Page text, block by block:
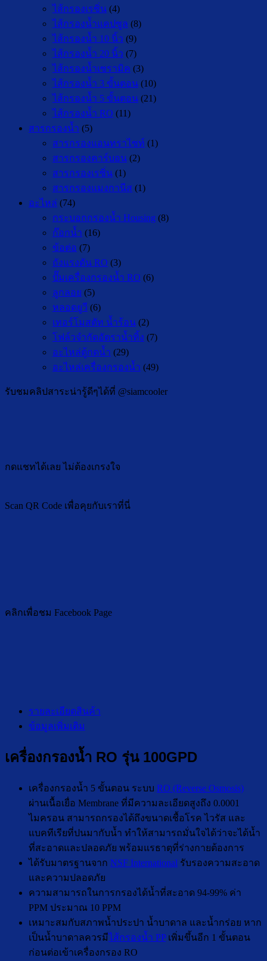
ไส้กรองเรซิ่น (4)
ไส้กรองน้ำแคปซูล (8)
ไส้กรองน้ำ 10 นิ้ว (9)
ไส้กรองน้ำ 20 นิ้ว (7)
ไส้กรองน้ำเซรามิค (3)
ไส้กรองน้ำ 3 ขั้นตอน (10)
ไส้กรองน้ำ 5 ขั้นตอน (21)
ไส้กรองน้ำ RO (11)
สารกรองน้ำ (5)
สารกรองแอนทราไซท์ (1)
สารกรองคาร์บอน (2)
สารกรองเรซิ่น (1)
สารกรองแมงกานีส (1)
อะไหล่ (74)
กระบอกกรองน้ำ Housing (8)
ก๊อกน้ำ (16)
ข้อต่อ (7)
ถังแรงดัน RO (3)
ปั๊มเครื่องกรองน้ำ RO (6)
ลูกลอย (5)
หลอดยูวี (6)
เทอร์โมสตัท น้ำร้อน (2)
โฟล์วจำกัดอัตราน้ำทิ้ง (7)
อะไหล่ตู้กดน้ำ (29)
อะไหล่เครื่องกรองน้ำ (49)
รับชมคลิปสาระน่ารู้ดีๆได้ที่ @siamcooler
กดแชทได้เลย ไม่ต้องเกรงใจ
Scan QR Code เพื่อคุยกับเราที่นี่
คลิกเพื่อชม Facebook Page
รายละเอียดสินค้า
ข้อมูลเพิ่มเติม
เครื่องกรองน้ำ RO รุ่น 100GPD
เครื่องกรองน้ำ 5 ขั้นตอน ระบบ RO (Reverse Osmosis)
ผ่านเนื้อเยื่อ Membrane ที่มีความละเอียดสูงถึง 0.0001
ไมครอน สามารถกรองได้ถึงขนาดเชื้อโรค ไวรัส และ
แบคทีเรียที่ปนมากับน้ำ ทำให้สามารถมั่นใจได้ว่าจะได้น้ำ
ที่สะอาดและปลอดภัย พร้อมแรธาตุที่ร่างกายต้องการ
ได้รับมาตรฐานจาก NSF International รับรองความสะอาด
และความปลอดภัย
ความสามารถในการกรองได้น้ำที่สะอาด 94-99% ค่า
PPM ประมาณ 10 PPM
เหมาะสมกับสภาพน้ำประปา น้ำบาดาล และน้ำกร่อย หาก
เป็นน้ำบาดาลควรมีไส้กรองน้ำ PPเพิ่มขึ้นอีก 1 ขั้นตอน
ก่อนต่อเข้าเครื่องกรอง RO